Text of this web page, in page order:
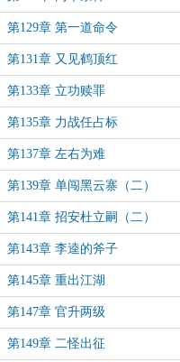
第129章 第一道命令
第131章 又见鹤顶红
第133章 立功赎罪
第135章 力战任占标
第137章 左右为难
第139章 单闯黑云寨（二）
第141章 招安杜立嗣（二）
第143章 李逵的斧子
第145章 重出江湖
第147章 官升两级
第149章 二怪出征